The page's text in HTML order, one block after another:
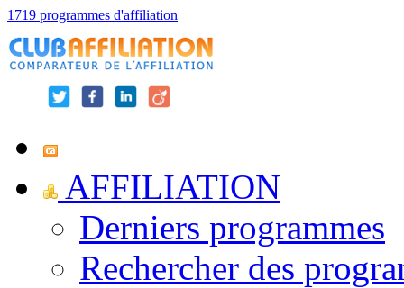
1719 programmes d'affiliation
AFFILIATION
Derniers programmes
Rechercher des